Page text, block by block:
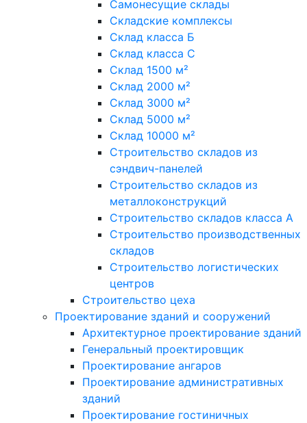
Самонесущие склады
Складские комплексы
Склад класса Б
Склад класса С
Склад 1500 м²
Склад 2000 м²
Склад 3000 м²
Склад 5000 м²
Склад 10000 м²
Строительство складов из
сэндвич-панелей
Строительство складов из
металлоконструкций
Строительство складов класса А
Строительство производственных
складов
Строительство логистических
центров
Строительство цеха
Проектирование зданий и сооружений
Архитектурное проектирование зданий
Генеральный проектировщик
Проектирование ангаров
Проектирование административных
зданий
Проектирование гостиничных